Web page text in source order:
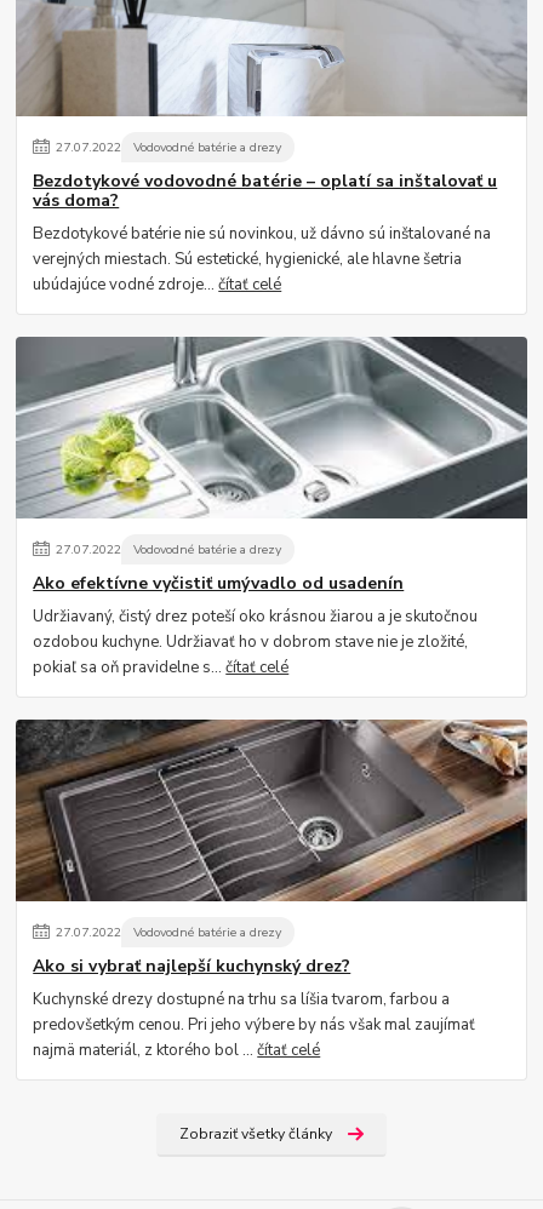
27.07.2022 Vodovodné batérie a drezy
Bezdotykové vodovodné batérie – oplatí sa inštalovať u
vás doma?
Bezdotykové batérie nie sú novinkou, už dávno sú inštalované na
verejných miestach. Sú estetické, hygienické, ale hlavne šetria
ubúdajúce vodné zdroje...čítať celé
27.07.2022 Vodovodné batérie a drezy
Ako efektívne vyčistiť umývadlo od usadenín
Udržiavaný, čistý drez poteší oko krásnou žiarou a je skutočnou
ozdobou kuchyne. Udržiavať ho v dobrom stave nie je zložité,
pokiaľ sa oň pravidelne s...čítať celé
27.07.2022 Vodovodné batérie a drezy
Ako si vybrať najlepší kuchynský drez?
Kuchynské drezy dostupné na trhu sa líšia tvarom, farbou a
predovšetkým cenou. Pri jeho výbere by nás však mal zaujímať
najmä materiál, z ktorého bol ...čítať celé
Zobraziť všetky články